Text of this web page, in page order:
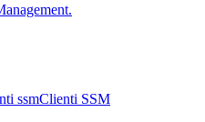
Clienti SSM